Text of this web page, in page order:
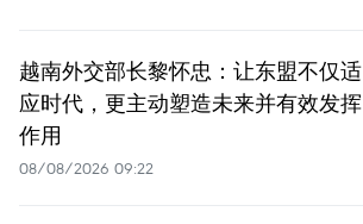
越南外交部长黎怀忠：让东盟不仅适
应时代，更主动塑造未来并有效发挥
作用
08/08/2026 09:22